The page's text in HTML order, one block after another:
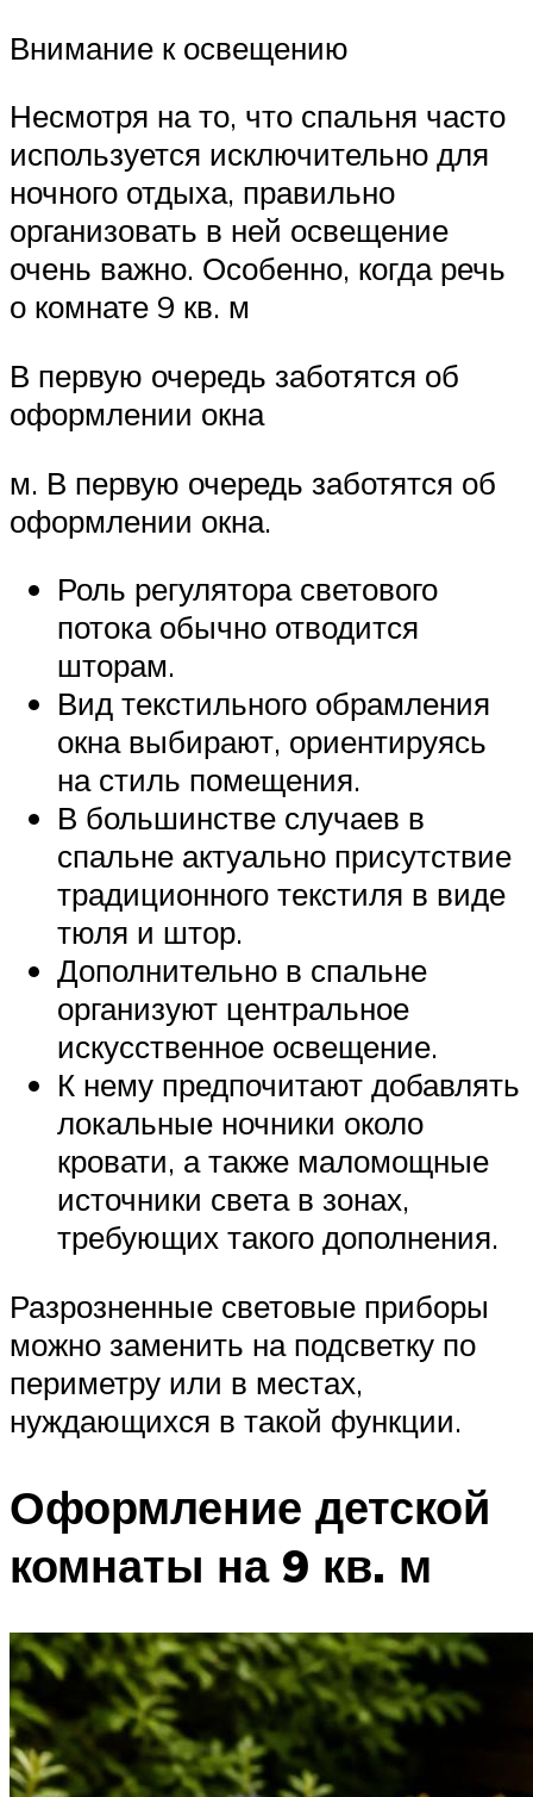
Внимание к освещению
Несмотря на то, что спальня часто
используется исключительно для
ночного отдыха, правильно
организовать в ней освещение
очень важно. Особенно, когда речь
о комнате 9 кв. м
В первую очередь заботятся об
оформлении окна
м. В первую очередь заботятся об
оформлении окна.
Роль регулятора светового
потока обычно отводится
шторам.
Вид текстильного обрамления
окна выбирают, ориентируясь
на стиль помещения.
В большинстве случаев в
спальне актуально присутствие
традиционного текстиля в виде
тюля и штор.
Дополнительно в спальне
организуют центральное
искусственное освещение.
К нему предпочитают добавлять
локальные ночники около
кровати, а также маломощные
источники света в зонах,
требующих такого дополнения.
Разрозненные световые приборы
можно заменить на подсветку по
периметру или в местах,
нуждающихся в такой функции.
Оформление детской
комнаты на 9 кв. м